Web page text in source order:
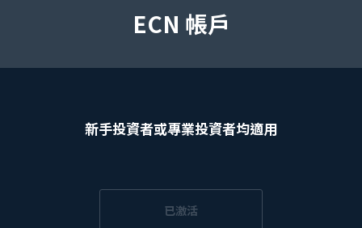
Trader | Partners
ECN 帳戶
新手投資者或專業投資者均適用
已激活